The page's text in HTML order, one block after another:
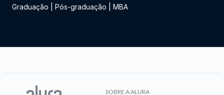
Graduação Pós-graduação MBA
SOBRE A ALURA